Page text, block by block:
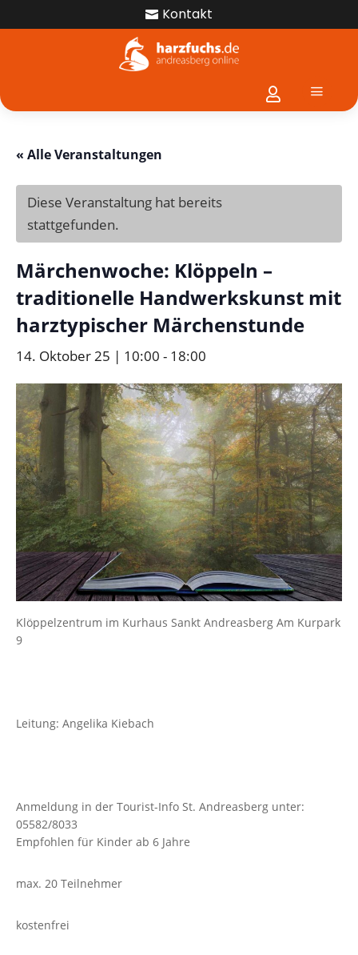
 Kontakt
 a
« Alle Veranstaltungen
Diese Veranstaltung hat bereits
stattgefunden.
Märchenwoche: Klöppeln –
traditionelle Handwerkskunst mit
harztypischer Märchenstunde
14. Oktober 25 | 10:00 - 18:00
Klöppelzentrum im Kurhaus Sankt Andreasberg Am Kurpark
9
Leitung: Angelika Kiebach
Anmeldung in der Tourist-Info St. Andreasberg unter:
05582/8033
Empfohlen für Kinder ab 6 Jahre
max. 20 Teilnehmer
kostenfrei